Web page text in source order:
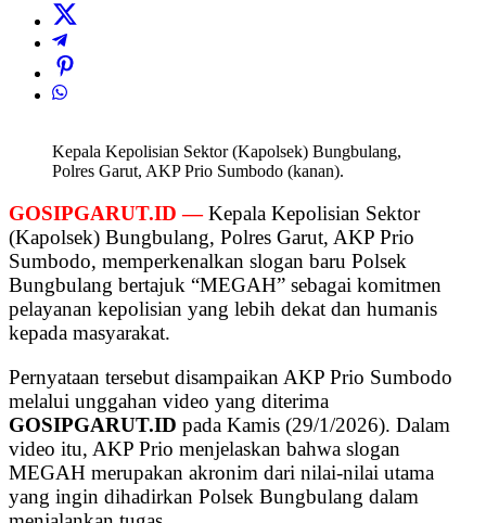
Kepala Kepolisian Sektor (Kapolsek) Bungbulang,
Polres Garut, AKP Prio Sumbodo (kanan).
GOSIPGARUT.ID — Kepala Kepolisian Sektor
(Kapolsek) Bungbulang, Polres Garut, AKP Prio
Sumbodo, memperkenalkan slogan baru Polsek
Bungbulang bertajuk “MEGAH” sebagai komitmen
pelayanan kepolisian yang lebih dekat dan humanis
kepada masyarakat.
Pernyataan tersebut disampaikan AKP Prio Sumbodo
melalui unggahan video yang diterima
GOSIPGARUT.ID pada Kamis (29/1/2026). Dalam
video itu, AKP Prio menjelaskan bahwa slogan
MEGAH merupakan akronim dari nilai-nilai utama
yang ingin dihadirkan Polsek Bungbulang dalam